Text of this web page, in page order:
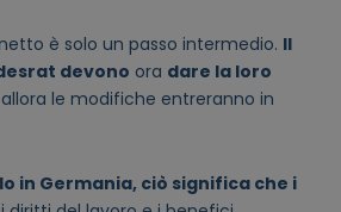
è solo un passo intermedio. Il
devono ora dare la loro
allora le modifiche entreranno in
in Germania, ciò significa che i